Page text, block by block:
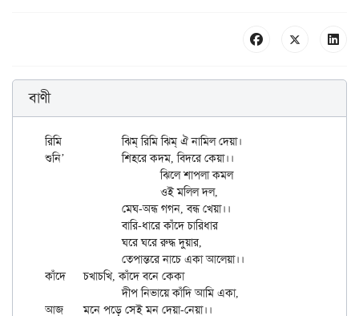
বাণী
রিমি 		ঝিম্ রিমি ঝিম্ ঐ নামিল দেয়া।
শুনি’		শিহরে কদম, বিদরে কেয়া।।
			ঝিলে শাপলা কমল
		বারি-ধারে কাঁদে চারিধার
		ঘরে ঘরে রুদ্ধ দুয়ার,
কাঁদে 	চখাচখি, কাঁদে বনে কেকা
		দীপ নিভায়ে কাঁদি আমি একা,